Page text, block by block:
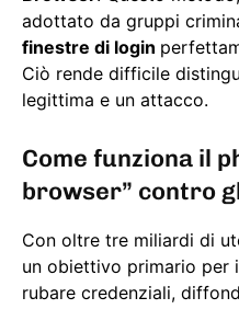
adottato da gruppi
finestre di login
Ciò rende difficile
legittima e un attacco.
Come funziona il
browser” contro
Con oltre tre miliardi di
un obiettivo primario per
rubare credenziali,